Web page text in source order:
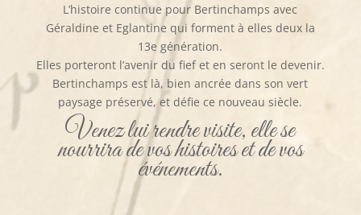
L’histoire continue pour Bertinchamps avec
Géraldine et Eglantine qui forment à elles deux la
13e génération.
Elles porteront l’avenir du fief et en seront le devenir.
Bertinchamps est là, bien ancrée dans son vert
paysage préservé, et défie ce nouveau siècle.
Venez lui rendre visite, elle se
nourrira de vos histoires et de vos
événements.